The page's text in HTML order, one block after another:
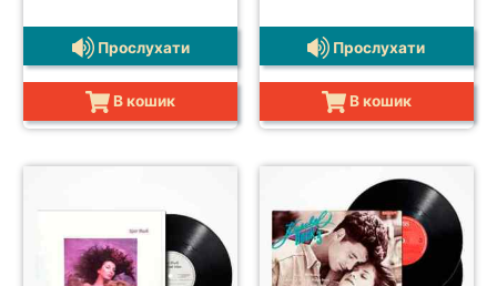
Прослухати
В кошик
Прослухати
В кошик